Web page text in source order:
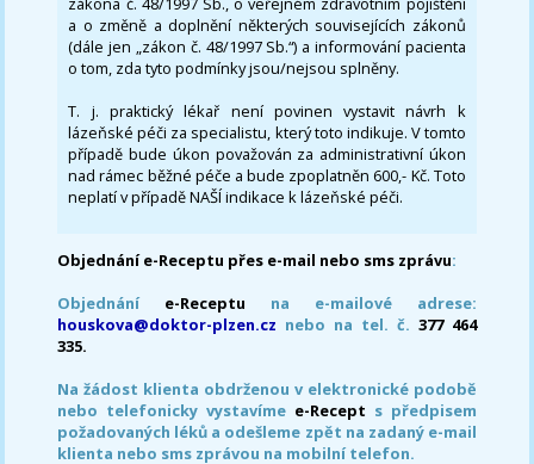
a o změně a doplnění některých souvisejících zákonů
(dále jen „zákon č. 48/1997 Sb.“) a informování pacienta
o tom, zda tyto podmínky jsou/nejsou splněny.
T. j. praktický lékař není povinen vystavit návrh k
lázeňské péči za specialistu, který toto indikuje. V tomto
případě bude úkon považován za administrativní úkon
nad rámec běžné péče a bude zpoplatněn 600,- Kč. Toto
neplatí v případě NAŠÍ indikace k lázeňské péči.
Objednání e-Receptu přes e-mail nebo sms zprávu:
Objednání e-Receptu na e-mailové adrese:
houskova@doktor-plzen.cz nebo na tel. č. 377 464
335.
Na žádost klienta obdrženou v elektronické podobě
nebo telefonicky vystavíme e-Recept s předpisem
požadovaných léků a odešleme zpět na zadaný e-mail
klienta nebo sms zprávou na mobilní telefon.